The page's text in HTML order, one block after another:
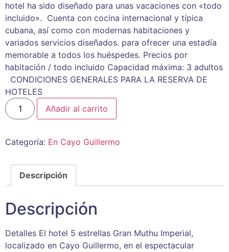
hotel ha sido diseñado para unas vacaciones con «todo
incluido». Cuenta con cocina internacional y típica
cubana, así como con modernas habitaciones y
variados servicios diseñados. para ofrecer una estadía
memorable a todos los huéspedes. Precios por
habitación / todo incluido Capacidad máxima: 3 adultos
CONDICIONES GENERALES PARA LA RESERVA DE
HOTELES
Añadir al carrito
Categoría: En Cayo Guillermo
Descripción
Descripción
Detalles El hotel 5 estrellas Gran Muthu Imperial,
localizado en Cayo Guillermo, en el espectacular